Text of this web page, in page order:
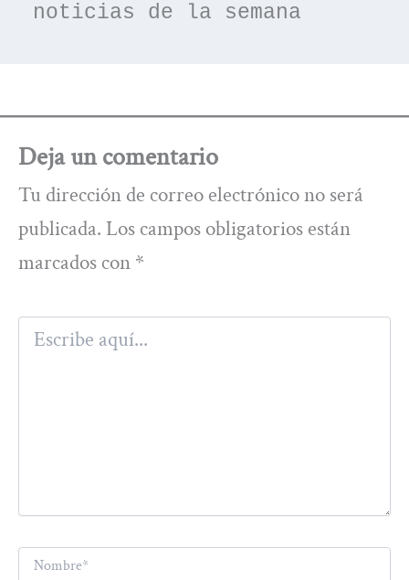
noticias de la semana
Deja un comentario
Tu dirección de correo electrónico no será
publicada. Los campos obligatorios están
marcados con *
Escribe
aquí...
Nombre*